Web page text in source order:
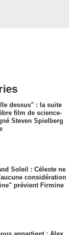
dessus" : la suite
film de science-
Steven Spielberg
Soleil : Céleste ne
considération
prévient Firmine